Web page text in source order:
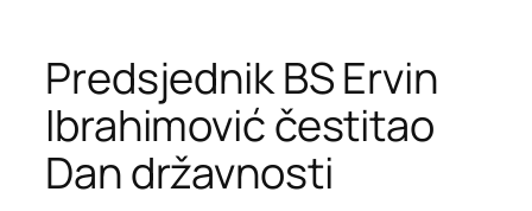
Predsjednik BS Ervin
Ibrahimović čestitao
Dan državnosti